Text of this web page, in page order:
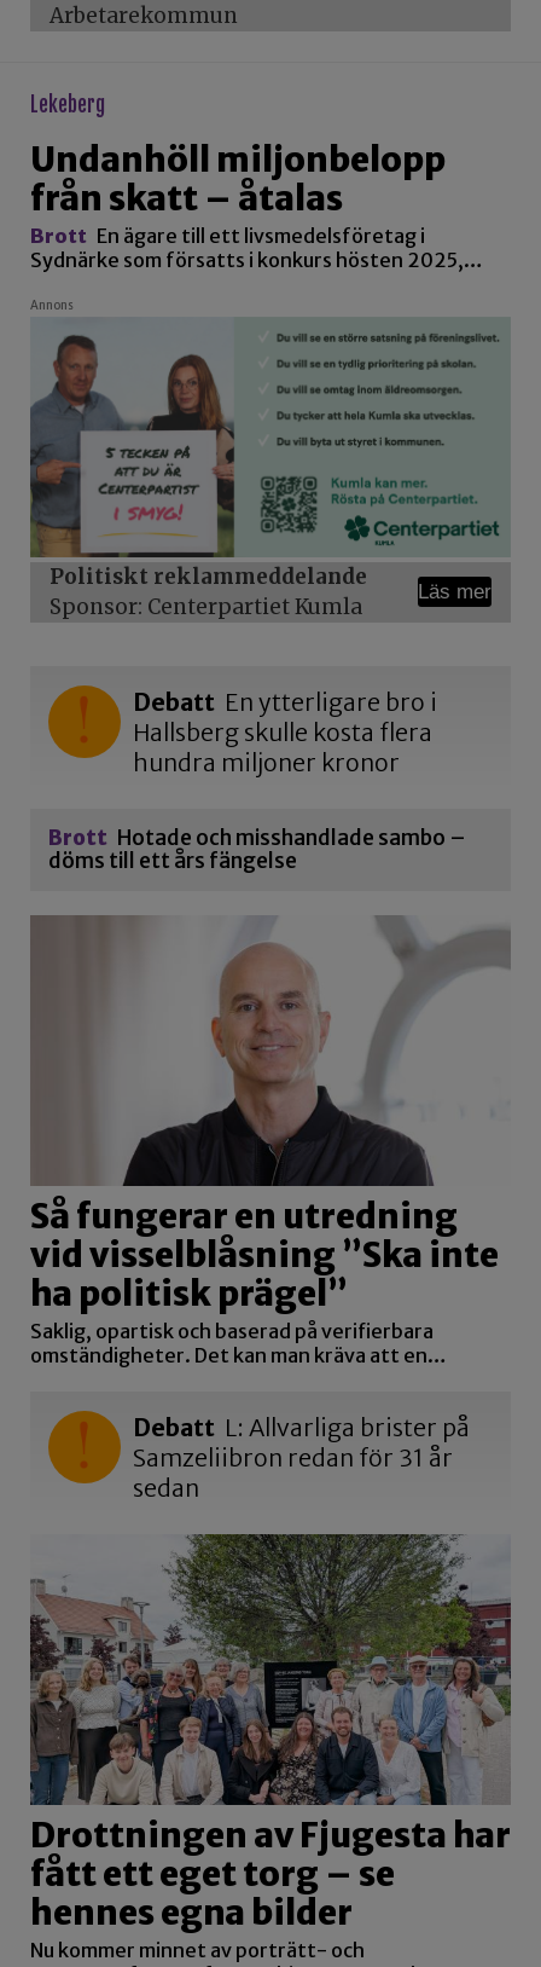
Arbetarekommun
lekeberg
Undanhöll miljonbelopp
från skatt – åtalas
Brott En ägare till ett livsmedelsföretag i
Sydnärke som försatts i konkurs hösten 2025,…
Annons
Politiskt reklammeddelande
Sponsor: Centerpartiet Kumla
Läs mer
Debatt En ytterligare bro i
Hallsberg skulle kosta flera
hundra miljoner kronor
Brott Hotade och misshandlade sambo –
döms till ett års fängelse
Så fungerar en utredning
vid visselblåsning ”Ska inte
ha politisk prägel”
Saklig, opartisk och baserad på verifierbara
omständigheter. Det kan man kräva att en…
Debatt L: Allvarliga brister på
Samzeliibron redan för 31 år
sedan
Drottningen av Fjugesta har
fått ett eget torg – se
hennes egna bilder
Nu kommer minnet av porträtt- och